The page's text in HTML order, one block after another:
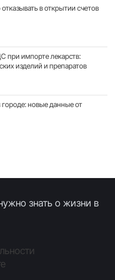
в открытии счетов
при импорте лекарств:
изделий и препаратов
новые данные от
знать о жизни в